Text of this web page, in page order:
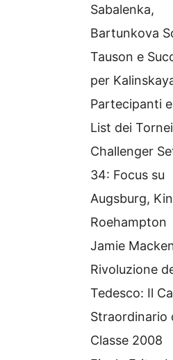
Sabalenka,
Bartunkova
Tauson e
per
Partecipanti
List dei
Challenger
34: Focus su
Augsburg,
Roehampton
Jamie
Rivoluzione
Tedesco: Il
Straordinario
Classe 2008